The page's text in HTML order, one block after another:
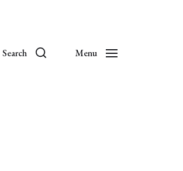
Search Menu